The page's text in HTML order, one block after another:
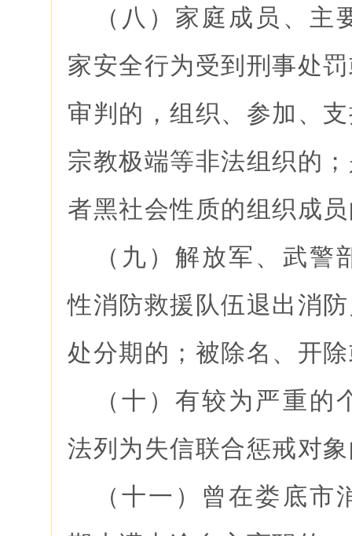
（八）家庭成员、
家安全行为受到刑事处
审判的，组织、参加、
宗教极端等非法组织的
者黑社会性质的组织成
（九）解放军、武
性消防救援队伍退出消
处分期的；被除名、开
（十）有较为严重
法列为失信联合惩戒对
（十一）曾在娄底